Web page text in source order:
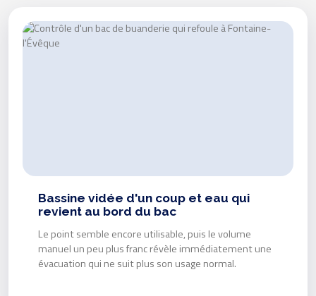
Bassine vidée d'un coup et eau qui
revient au bord du bac
Le point semble encore utilisable, puis le volume
manuel un peu plus franc révèle immédiatement une
évacuation qui ne suit plus son usage normal.